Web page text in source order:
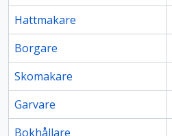
Hattmakare
Borgare
Skomakare
Garvare
Bokhållare